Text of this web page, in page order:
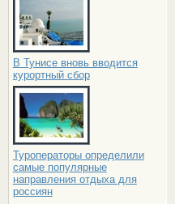
В Тунисе вновь вводится
курортный сбор
Туроператоры определили
самые популярные
направления отдыха для
россиян